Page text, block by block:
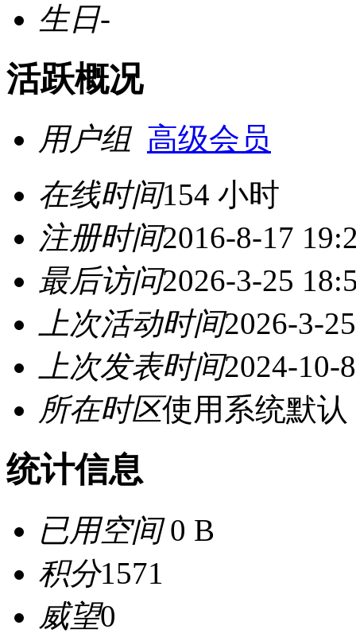
生日-
活跃概况
用户组 高级会员
在线时间154 小时
注册时间2016-8-17
最后访问2026-3-25
上次活动时间2026-3-
上次发表时间2024-10-
所在时区使用系统默认
统计信息
已用空间0 B
积分1571
威望0